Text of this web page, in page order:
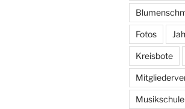
Fotos
Kreisbote